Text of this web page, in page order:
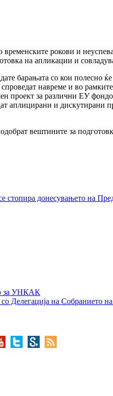
рокови и
на апликации и
барањата со кои полесно
навреме и во
за различни ЕУ
аплицирани и
вештините за
донесувањето на
за УНКАК
Делегација на Собранието